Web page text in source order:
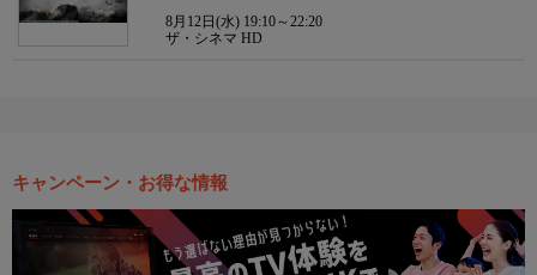
8月12日(水) 19:10～22:20
ザ・シネマ HD
キャンペーン・お得な情報